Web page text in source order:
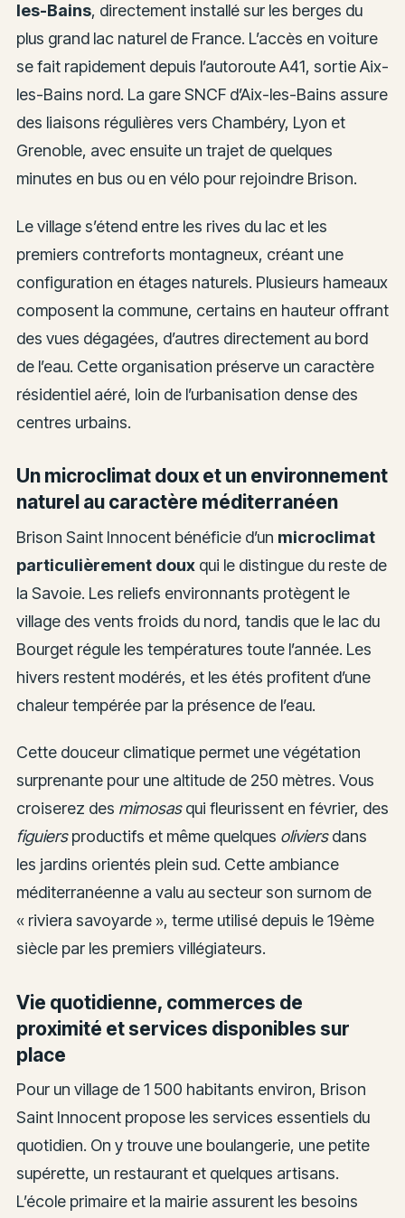
les-Bains, directement installé sur les berges du
plus grand lac naturel de France. L’accès en voiture
se fait rapidement depuis l’autoroute A41, sortie Aix-
les-Bains nord. La gare SNCF d’Aix-les-Bains assure
des liaisons régulières vers Chambéry, Lyon et
Grenoble, avec ensuite un trajet de quelques
minutes en bus ou en vélo pour rejoindre Brison.
Le village s’étend entre les rives du lac et les
premiers contreforts montagneux, créant une
configuration en étages naturels. Plusieurs hameaux
composent la commune, certains en hauteur offrant
des vues dégagées, d’autres directement au bord
de l’eau. Cette organisation préserve un caractère
résidentiel aéré, loin de l’urbanisation dense des
centres urbains.
Un microclimat doux et un environnement
naturel au caractère méditerranéen
Brison Saint Innocent bénéficie d’un microclimat
particulièrement douxqui le distingue du reste de
la Savoie. Les reliefs environnants protègent le
village des vents froids du nord, tandis que le lac du
Bourget régule les températures toute l’année. Les
hivers restent modérés, et les étés profitent d’une
chaleur tempérée par la présence de l’eau.
Cette douceur climatique permet une végétation
surprenante pour une altitude de 250 mètres. Vous
croiserez des mimosasqui fleurissent en février, des
figuiersproductifs et même quelques oliviersdans
les jardins orientés plein sud. Cette ambiance
méditerranéenne a valu au secteur son surnom de
« riviera savoyarde », terme utilisé depuis le 19ème
siècle par les premiers villégiateurs.
Vie quotidienne, commerces de
proximité et services disponibles sur
place
Pour un village de 1 500 habitants environ, Brison
Saint Innocent propose les services essentiels du
quotidien. On y trouve une boulangerie, une petite
supérette, un restaurant et quelques artisans.
L’école primaire et la mairie assurent les besoins